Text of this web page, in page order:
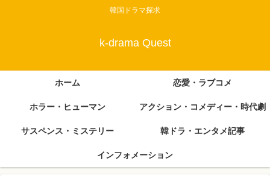
韓国ドラマ探求
k-drama Quest
ホーム 恋愛・ラブコメ
ホラー・ヒューマン アクション・コメディー・時代劇
サスペンス・ミステリー 韓ドラ・エンタメ記事
インフォメーション